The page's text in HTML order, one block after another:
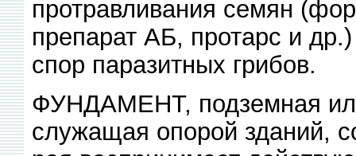
протравливания семян
препарат АБ, протарс и
спор паразитных грибов.
ФУНДАМЕНТ, подземная
служащая опорой зданий,